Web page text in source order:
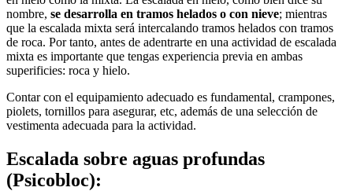
nombre, se desarrolla en tramos helados o con nieve; mientras
que la escalada mixta será intercalando tramos helados con tramos
de roca. Por tanto, antes de adentrarte en una actividad de escalada
mixta es importante que tengas experiencia previa en ambas
superificies: roca y hielo.
Contar con el equipamiento adecuado es fundamental, crampones,
piolets, tornillos para asegurar, etc, además de una selección de
vestimenta adecuada para la actividad.
Escalada sobre aguas profundas
(Psicobloc):